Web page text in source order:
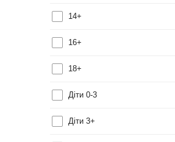
14+
16+
18+
Діти 0-3
Діти 3+